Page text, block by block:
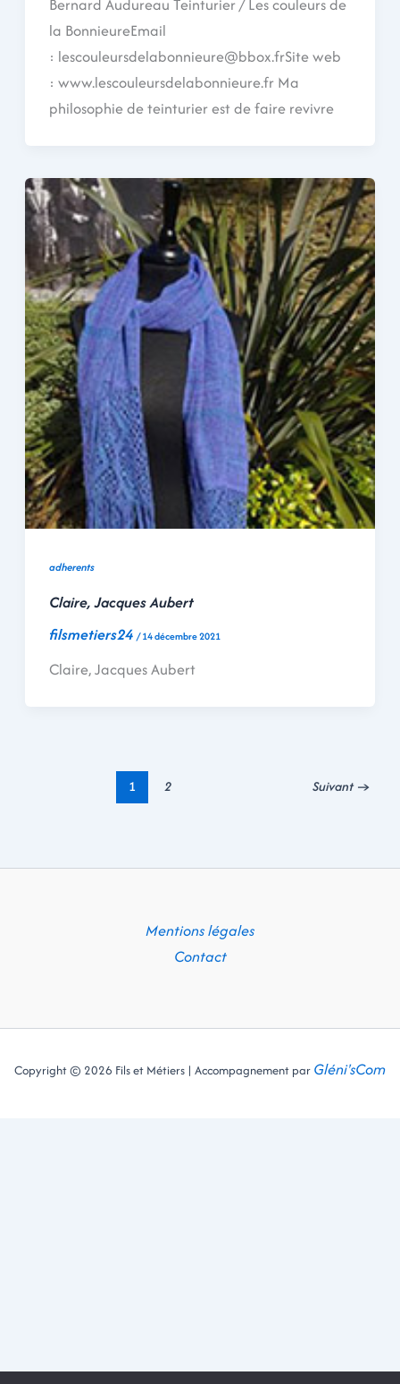
Bernard Audureau Teinturier / Les couleurs de
la BonnieureEmail
: lescouleursdelabonnieure@bbox.frSite web
: www.lescouleursdelabonnieure.fr Ma
philosophie de teinturier est de faire revivre
adherents
Claire, Jacques Aubert
filsmetiers24 /14 décembre 2021
Claire, Jacques Aubert
1 2 Suivant→
Mentions légales
Contact
Copyright © 2026 Fils et Métiers | Accompagnement par Gléni'sCom